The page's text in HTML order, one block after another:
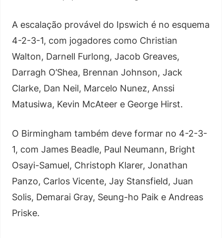
A escalação provável do Ipswich é no esquema
4-2-3-1, com jogadores como Christian
Walton, Darnell Furlong, Jacob Greaves,
Darragh O’Shea, Brennan Johnson, Jack
Clarke, Dan Neil, Marcelo Nunez, Anssi
Matusiwa, Kevin McAteer e George Hirst.
O Birmingham também deve formar no 4-2-3-
1, com James Beadle, Paul Neumann, Bright
Osayi-Samuel, Christoph Klarer, Jonathan
Panzo, Carlos Vicente, Jay Stansfield, Juan
Solis, Demarai Gray, Seung-ho Paik e Andreas
Priske.